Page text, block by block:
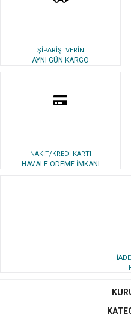
ŞİPARİŞ VERİN
AYNI GÜN KARGO
NAKİT/KREDİ KARTI
HAVALE ÖDEME İMKANI